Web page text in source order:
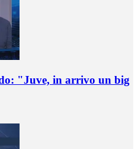
"Juve, in arrivo un big